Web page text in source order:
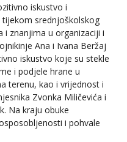
iskustvo i
srednjoškolskog
znanjima u organizaciji i
Ana i Ivana Beržaj
iskustvo koje su stekle
i podjele hrane u
terenu, kao i vrijednost i
Zvonka Miličevića i
Na kraju obuke
i pohvale